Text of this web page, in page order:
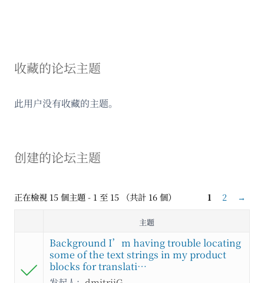
收藏的论坛主题
此用户没有收藏的主题。
创建的论坛主题
正在檢視 15 個主題 - 1 至 15 （共計 16 個） 1 2 →
主题
Background I’m having trouble locating
some of the text strings in my product
blocks for translati…